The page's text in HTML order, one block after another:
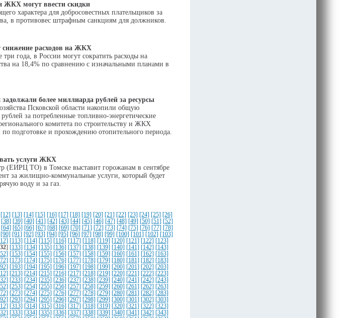
ЖКХ могут ввести скидки
характера для добросовестных плательщиков за
в противовес штрафным санкциям для должников.
снижение расходов на ЖКХ
года, в России могут сократить расходы на
на 18,4% по сравнению с изначальными планами в
более миллиарда рублей за ресурсы
Псковской области накопили общую
за потребленные топливно-энергетические
комитета по строительству и ЖКХ
по подготовке и прохождению отопительного периода.
услуги ЖКХ
(ЕИРЦ ТО) в Томске выставит горожанам в сентябре
за жилищно-коммунальные услуги, который будет
воду и за газ.
[12] [13] [14] [15] [16] [17] [18] [19] [20] [21] [22] [23] [24] [25]
[26]
[38] [39] [40] [41] [42] [43] [44] [45] [46] [47] [48] [49] [50] [51]
[52]
[64] [65] [66] [67] [68] [69] [70] [71] [72] [73] [74] [75] [76] [77]
[78]
[90] [91] [92] [93] [94] [95] [96] [97] [98] [99] [100] [101] [102]
[103]
[113] [114] [115] [116] [117] [118] [119] [120] [121] [122]
[123]
] [133] [134] [135] [136] [137] [138] [139] [140] [141] [142]
[143]
[153] [154] [155] [156] [157] [158] [159] [160] [161] [162]
[163]
[173] [174] [175] [176] [177] [178] [179] [180] [181] [182]
[183]
[193] [194] [195] [196] [197] [198] [199] [200] [201] [202]
[203]
[213] [214] [215] [216] [217] [218] [219] [220] [221] [222]
[223]
[233] [234] [235] [236] [237] [238] [239] [240] [241] [242]
[243]
[253] [254] [255] [256] [257] [258] [259] [260] [261] [262]
[263]
[273] [274] [275] [276] [277] [278] [279] [280] [281] [282]
[283]
[293] [294] [295] [296] [297] [298] [299] [300] [301] [302]
[303]
[313] [314] [315] [316] [317] [318] [319] [320] [321] [322]
[323]
[333] [334] [335] [336] [337] [338] [339] [340] [341] [342]
[343]